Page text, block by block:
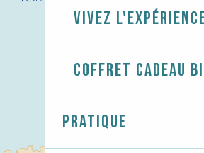
Vivez
Coffret cadeau
Pratique